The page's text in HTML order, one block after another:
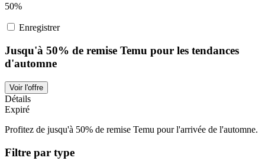
50%
Enregistrer
Jusqu'à 50% de remise Temu pour les tendances
d'automne
Voir l'offre
Détails
Expiré
Profitez de jusqu'à 50% de remise Temu pour l'arrivée de l'automne.
Filtre par type